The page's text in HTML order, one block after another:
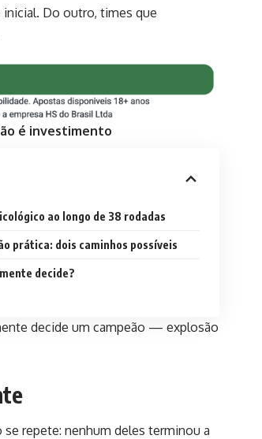
Do outro, times que
é investimento
ao longo de 38 rodadas
prática: dois caminhos possíveis
decide?
decide um campeão — explosão
repete: nenhum deles terminou a